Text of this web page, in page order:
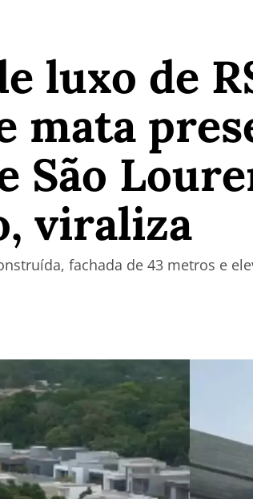
luxo de
mata
São
viraliza
fachada de 43 metros e